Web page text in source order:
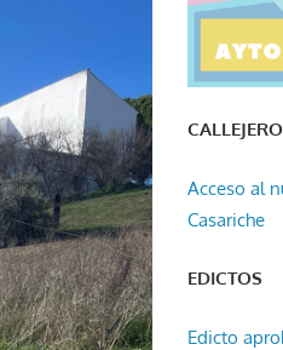
Acceso al
Casariche
EDICTOS
Edicto